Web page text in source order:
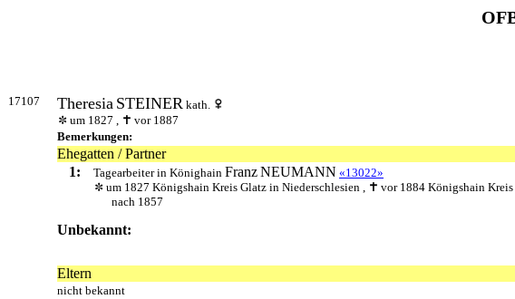
17107 Theresia STEINER kath.
um 1827 ,
vor 1887
Bemerkungen:
Ehegatten / Partner
1:
Tagearbeiter in Könighain FranzNEUMANN «13022»
um 1827 Königshain Kreis Glatz in Niederschlesien ,
vor 1884 Königshain
nach 1857
Unbekannt:
Eltern
nicht bekannt